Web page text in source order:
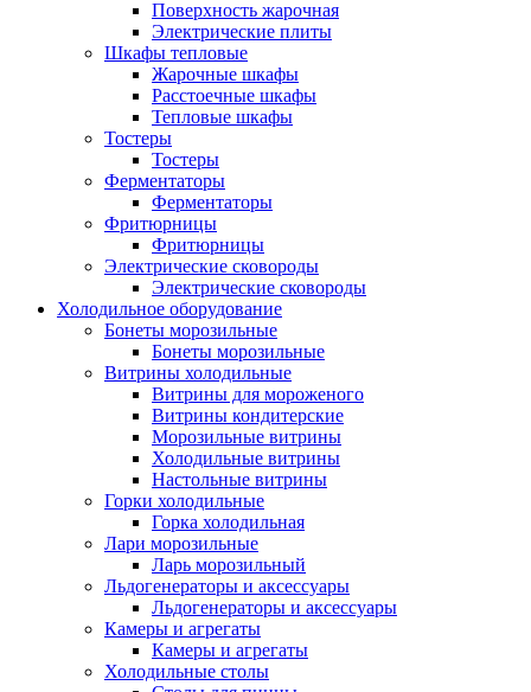
Поверхность жарочная
Электрические плиты
Шкафы тепловые
Жарочные шкафы
Расстоечные шкафы
Тепловые шкафы
Тостеры
Тостеры
Ферментаторы
Ферментаторы
Фритюрницы
Фритюрницы
Электрические сковороды
Электрические сковороды
Холодильное оборудование
Бонеты морозильные
Бонеты морозильные
Витрины холодильные
Витрины для мороженого
Витрины кондитерские
Морозильные витрины
Холодильные витрины
Настольные витрины
Горки холодильные
Горка холодильная
Лари морозильные
Ларь морозильный
Льдогенераторы и аксессуары
Льдогенераторы и аксессуары
Камеры и агрегаты
Камеры и агрегаты
Холодильные столы